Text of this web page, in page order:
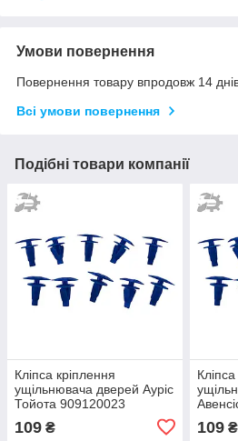
Умови повернення
Повернення товару впродовж 14
Всі умови повернення
Подібні товари компанії
Кліпса кріплення
ущільнювача дверей Ауріс
Тойота 909120023
72311S5S003 909120028
10шт
109 ₴
10шт
109₴